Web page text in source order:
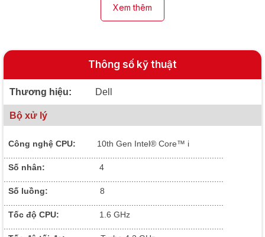
Xem thêm
Thông số kỹ thuật
Thương hiệu: Dell
Bộ xử lý
Công nghệ CPU: 10th Gen Intel® Core™ i
Số nhân:
4
Số luồng: 8
Tốc độ CPU: 1.6 GHz